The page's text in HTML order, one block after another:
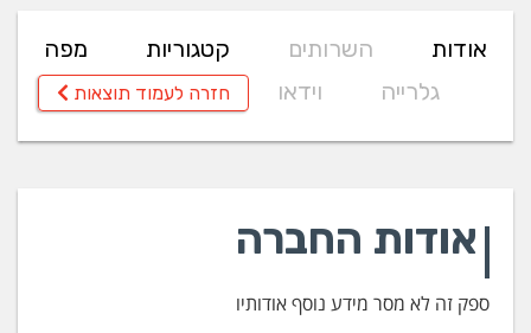
אודות השרותים קטגוריות
מפה
גלרייה
וידאו חזרה לעמוד תוצאות
אודות החברה
ספק זה לא מסר מידע נוסף אודותיו